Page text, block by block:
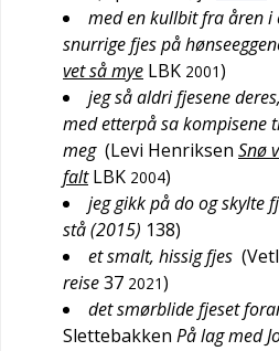
med en kullbit fra åren
snurrige fjes på
vet så mye LBK 2001)
jeg så aldri fjesene
med etterpå sa kompisene
meg (Levi Henriksen Snø
falt LBK 2004)
jeg gikk på do og skylte
stå (2015) 138)
et smalt, hissig fjes (
reise37 2021)
det smørblide fjeset
Slettebakken På lag med